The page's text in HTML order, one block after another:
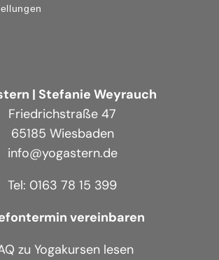
| Stefanie Weyrauch
Friedrichstraße 47
65185 Wiesbaden
info@yogastern.de
Tel: 0163 78 15 399
vereinbaren
zu Yogakursen lesen